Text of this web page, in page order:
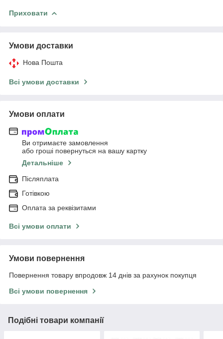
Приховати
Умови доставки
Нова Пошта
Всі умови доставки
Умови оплати
Ви отримаєте замовлення
або гроші повернуться на вашу картку
Детальніше
Післяплата
Готівкою
Оплата за реквізитами
Всі умови оплати
Умови повернення
Повернення товару впродовж 14 днів за рахунок покупця
Всі умови повернення
Подібні товари компанії